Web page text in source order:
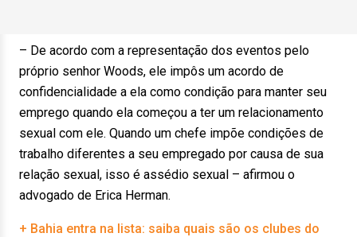
– De acordo com a representação dos eventos pelo
próprio senhor Woods, ele impôs um acordo de
confidencialidade a ela como condição para manter seu
emprego quando ela começou a ter um relacionamento
sexual com ele. Quando um chefe impõe condições de
trabalho diferentes a seu empregado por causa de sua
relação sexual, isso é assédio sexual – afirmou o
advogado de Erica Herman.
+ Bahia entra na lista: saiba quais são os clubes do